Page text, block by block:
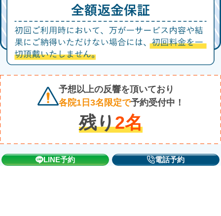
予想以上の反響を頂いており
各院1日3名限定で予約受付中！
残り2名
LINE予約 電話予約